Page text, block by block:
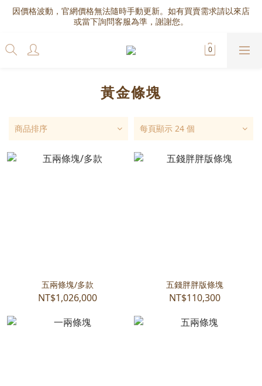
因價格波動，官網價格無法隨時手動更新。如有買賣需求請以來店
或當下詢問客服為準，謝謝您。
黃金條塊
商品排序 每頁顯示 24 個
五兩條塊/多款
NT$1,026,000
五錢胖胖版條塊
NT$110,300